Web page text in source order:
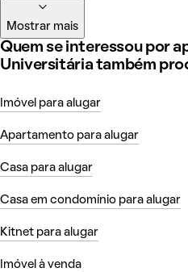
Mostrar mais
Quem se interessou por
Universitária também
Imóvel para alugar
Apartamento para alugar
Casa para alugar
Casa em condomínio para alugar
Kitnet para alugar
Imóvel à venda